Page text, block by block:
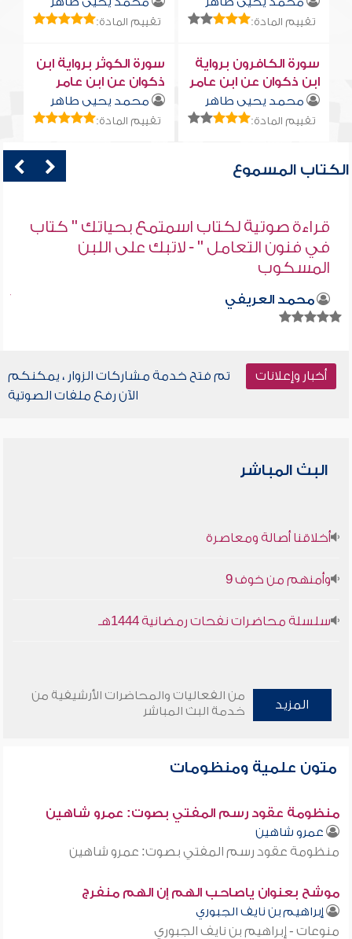
تقييم المادة: تقييم المادة:
سورة الكافرون برواية
ابن ذكوان عن ابن عامر
محمد يحيى طاهر
تقييم المادة:
سورة الكوثر برواية ابن
ذكوان عن ابن عامر
محمد يحيى طاهر
تقييم المادة:
الكتاب المسموع
قراءة صوتية لكتاب اسمتمع بحياتك " كتاب
في فنون التعامل " - لاتبك على اللبن
المسكوب
محمد العريفي
أخبار وإعلانات
تم فتح خدمة مشاركات الزوار ، يمكنكم
الآن رفع ملفات الصوتية
البث المباشر
أخلاقنا أصالة ومعاصرة
وأمنهم من خوف 9
سلسلة محاضرات نفحات رمضانية 1444هـ
المزيد
من الفعاليات والمحاضرات الأرشيفية من
خدمة البث المباشر
متون علمية ومنظومات
منظومة عقود رسم المفتي بصوت: عمرو شاهين
عمرو شاهين
منظومة عقود رسم المفتي بصوت: عمرو شاهين
موشح بعنوان ياصاحب الهم إن الهم منفرج
إبراهيم بن نايف الجبوري
منوعات - إبراهيم بن نايف الجبوري